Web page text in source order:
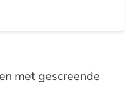
met gescreende